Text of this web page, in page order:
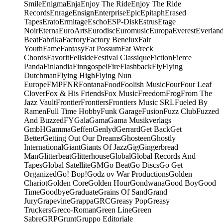
SmileEnigmaEnjaEnjoy The RideEnjoy The Ride
RecordsEnrageEnsignEnterpriseEpicEpitaphErased
TapesEratoErmitageEschoESP-DiskEstrusEtage
NoirEternaEuroArtsEurodiscEuromusicEuropaEverest
BeatFabrikaFactoryFactory BeneluxFair
YouthFameFantasyFat PossumFat Wreck
ChordsFavoritFellsideFestival ClassiqueFictionFierce
PandaFinlandiaFinngospelFireFlashbackFlyFlying
DutchmanFlying HighFlying Nun
EuropeFMPFNRFontanaFoodFoolish MusicFourFour Leaf
CloverFox & His FriendsFox MusicFreedomFrogFrom The
Jazz VaultFrontierFrontiersFrontiers Music SRLFueled By
RamenFull Time HobbyFunk GarageFusionFuzz ClubFuzzed
And BuzzedFYGalaGamaGama Musikverlags
GmbHGammaGeffenGenlydGerrardGet BackGet
BetterGetting Out Our DreamsGhosteenGhostly
InternationalGiantGiants Of JazzGigGingerbread
ManGlitterbeatGlitterhouseGlobalGlobal Records And
TapesGlobal SatelliteGMGo BeatGo DiscsGo Get
OrganizedGo! Bop!Godz ov War ProductionsGolden
ChariotGolden CoreGolden HourGondwanaGood BoyGood
TimeGoodbyeGraduateGrains Of SandGrand
JuryGrapevineGrappaGRCGreasy PopGreasy
TruckersGreco-RomanGreen LineGreen
SabreGRPGruntGruppo Editoriale